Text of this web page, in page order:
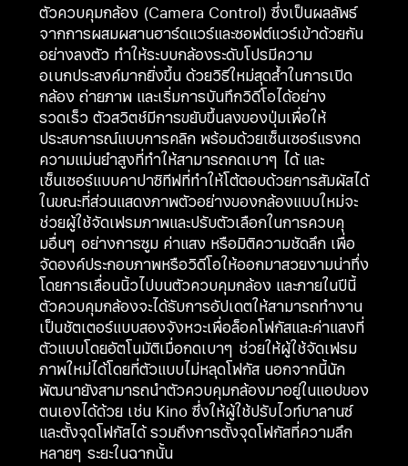
ตัวควบคุมกล้อง (Camera Control) ซึ่งเป็นผลลัพธ์
จากการผสมผสานฮาร์ดแวร์และซอฟต์แวร์เข้าด้วยกัน
อย่างลงตัว ทำให้ระบบกล้องระดับโปรมีความ
อเนกประสงค์มากยิ่งขึ้น ด้วยวิธีใหม่สุดล้ำในการเปิด
กล้อง ถ่ายภาพ และเริ่มการบันทึกวิดีโอได้อย่าง
รวดเร็ว ตัวสวิตช์มีการขยับขึ้นลงของปุ่มเพื่อให้
ประสบการณ์แบบการคลิก พร้อมด้วยเซ็นเซอร์แรงกด
ความแม่นยำสูงที่ทำให้สามารถกดเบาๆ ได้ และ
เซ็นเซอร์แบบคาปาซิทีฟที่ทำให้โต้ตอบด้วยการสัมผัสได้
ในขณะที่ส่วนแสดงภาพตัวอย่างของกล้องแบบใหม่จะ
ช่วยผู้ใช้จัดเฟรมภาพและปรับตัวเลือกในการควบคุ
มอื่นๆ อย่างการซูม ค่าแสง หรือมิติความชัดลึก เพื่อ
จัดองค์ประกอบภาพหรือวิดีโอให้ออกมาสวยงามน่าทึ่ง
โดยการเลื่อนนิ้วไปบนตัวควบคุมกล้อง และภายในปีนี้
ตัวควบคุมกล้องจะได้รับการอัปเดตให้สามารถทำงาน
เป็นชัตเตอร์แบบสองจังหวะเพื่อล็อคโฟกัสและค่าแสงที่
ตัวแบบโดยอัตโนมัติเมื่อกดเบาๆ ช่วยให้ผู้ใช้จัดเฟรม
ภาพใหม่ได้โดยที่ตัวแบบไม่หลุดโฟกัส นอกจากนี้นัก
พัฒนายังสามารถนำตัวควบคุมกล้องมาอยู่ในแอปของ
ตนเองได้ด้วย เช่น Kino ซึ่งให้ผู้ใช้ปรับไวท์บาลานซ์
และตั้งจุดโฟกัสได้ รวมถึงการตั้งจุดโฟกัสที่ความลึก
หลายๆ ระยะในฉากนั้น